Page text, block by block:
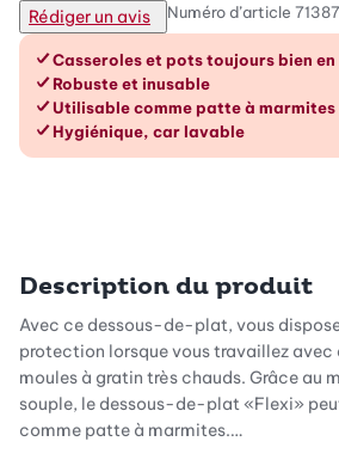
Rédiger un avis Numéro d’article 71387
Les avantages en
Casseroles et pots toujours bien en
Robuste et inusable
Utilisable comme patte à
Hygiénique, car lavable
Description du produit
Avec ce dessous-de-plat, vous
protection lorsque vous travaillez avec
moules à gratin très chauds. Grâce au
souple, le dessous-de-plat «Flexi»
comme patte à marmites.